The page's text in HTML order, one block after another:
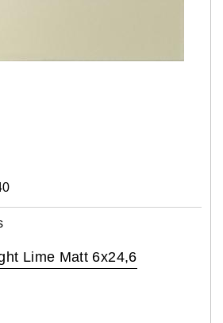
Lime Matt 6x24,6